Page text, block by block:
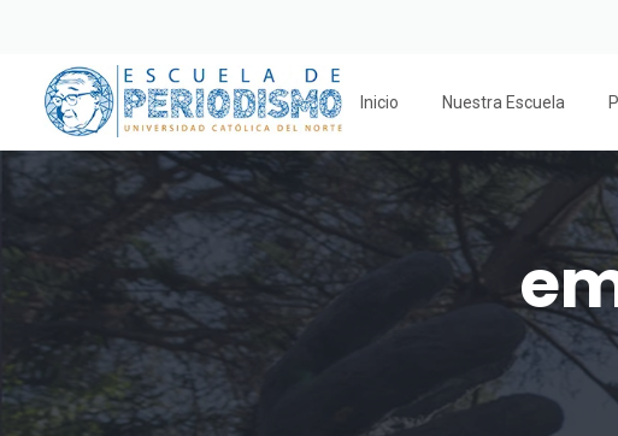
Inicio Nuestra Escuela